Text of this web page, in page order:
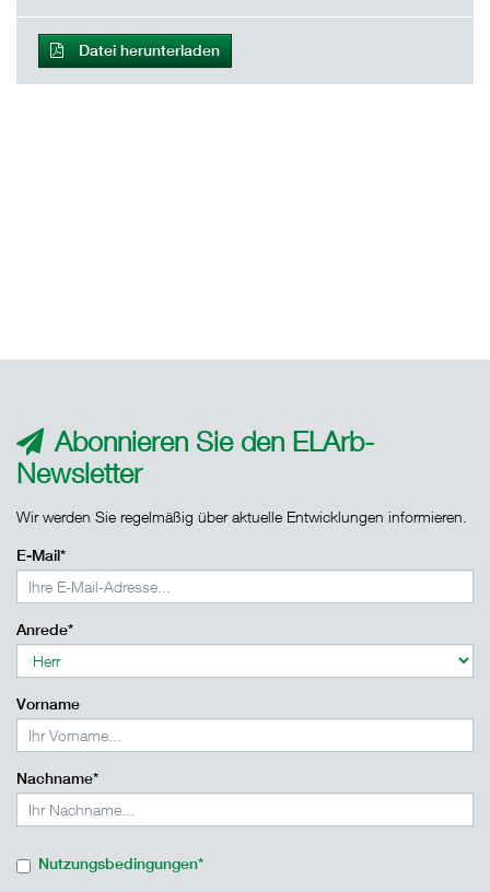
Datei herunterladen
Abonnieren Sie den ELArb-
Newsletter
Wir werden Sie regelmäßig über aktuelle Entwicklungen informieren.
E-Mail*
Anrede*
Vorname
Nachname*
Nutzungsbedingungen*